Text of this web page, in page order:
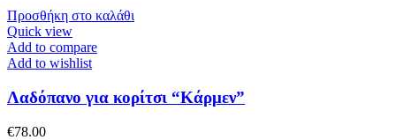
Προσθήκη στο καλάθι
Quick view
Add to compare
Add to wishlist
Λαδόπανο για κορίτσι “Κάρμεν”
€78.00